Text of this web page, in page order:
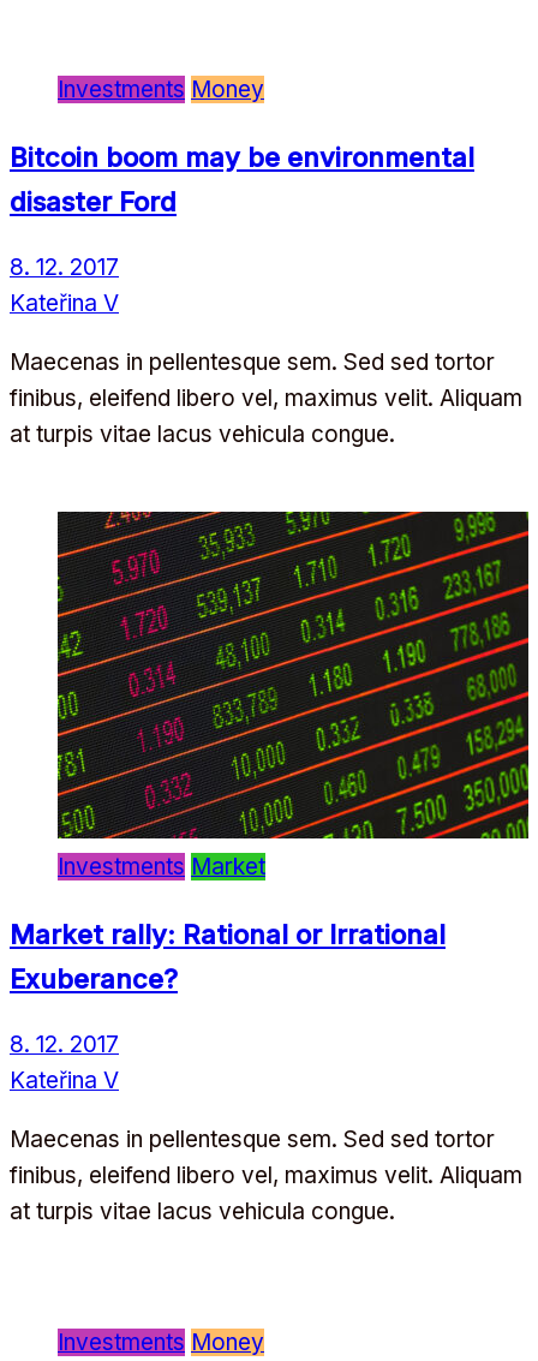
Investments Money
Bitcoin boom may be environmental
disaster Ford
8. 12. 2017
Kateřina V
Maecenas in pellentesque sem. Sed sed tortor
finibus, eleifend libero vel, maximus velit. Aliquam
at turpis vitae lacus vehicula congue.
Investments Market
Market rally: Rational or Irrational
Exuberance?
8. 12. 2017
Kateřina V
Maecenas in pellentesque sem. Sed sed tortor
finibus, eleifend libero vel, maximus velit. Aliquam
at turpis vitae lacus vehicula congue.
Investments Money